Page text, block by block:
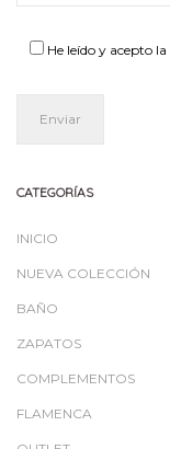
He leído y acepto la
CATEGORÍAS
INICIO
NUEVA COLECCIÓN
BAÑO
ZAPATOS
COMPLEMENTOS
FLAMENCA